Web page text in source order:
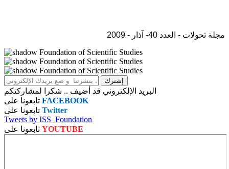
مجلة تحولات - العدد 40- آذار - 2009
البريد الإلكتروني قد أضيف .. شكرا لمشاركتكم
FACEBOOK
Twitter
Tweets by ISS_Foundation
YOUTUBE